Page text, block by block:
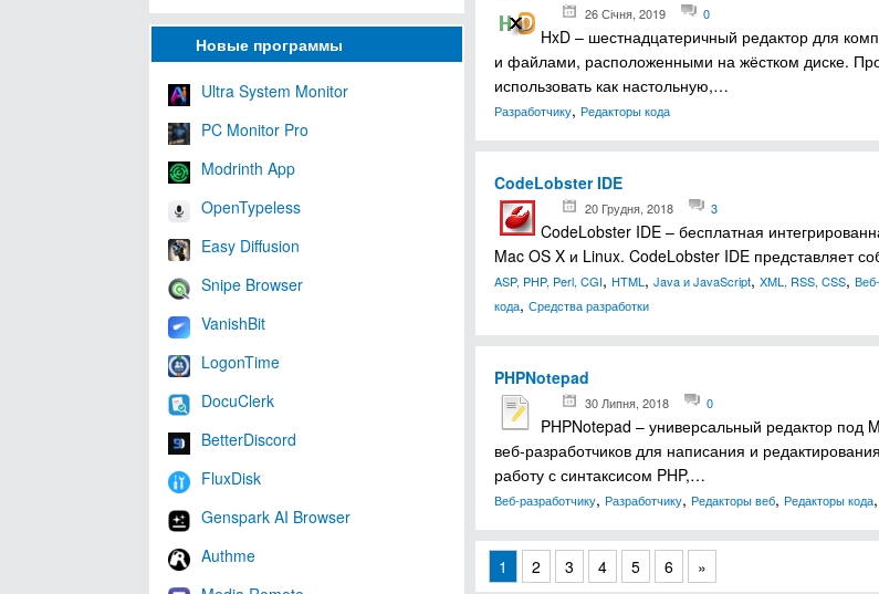
Новые программы
Ultra System Monitor
PC Monitor Pro
Modrinth App
OpenTypeless
Easy Diffusion
Snipe Browser
VanishBit
LogonTime
DocuClerk
BetterDiscord
FluxDisk
Genspark AI Browser
Authme
26 Січня, 2019 0
HxD – шестнадцатеричный редактор для
и файлами, расположенными на жёстком диске.
использовать как настольную,…
Разработчику, Редакторы кода
CodeLobster IDE
20 Грудня, 2018 3
CodeLobster IDE – бесплатная
Mac OS X и Linux. CodeLobster IDE представляет
ASP, PHP, Perl, CGI, HTML , Java и JavaScript, XML, RSS, CSS,
кода, Средства разработки
PHPNotepad
30 Липня, 2018 0
PHPNotepad – универсальный редактор под
веб-разработчиков для написания и
работу с синтаксисом PHP,…
Веб-разработчику, Разработчику, Редакторы веб, Редакторы кода,
1 2 3 4 5 6 »